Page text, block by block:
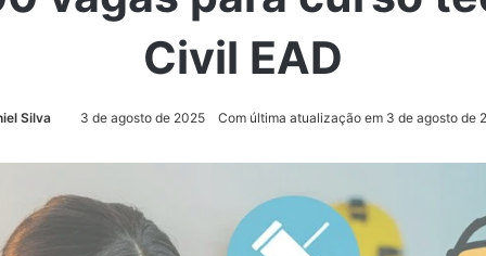
Civil EAD
Silva 3 de agosto de 2025 Com última atualização em 3 de agosto de